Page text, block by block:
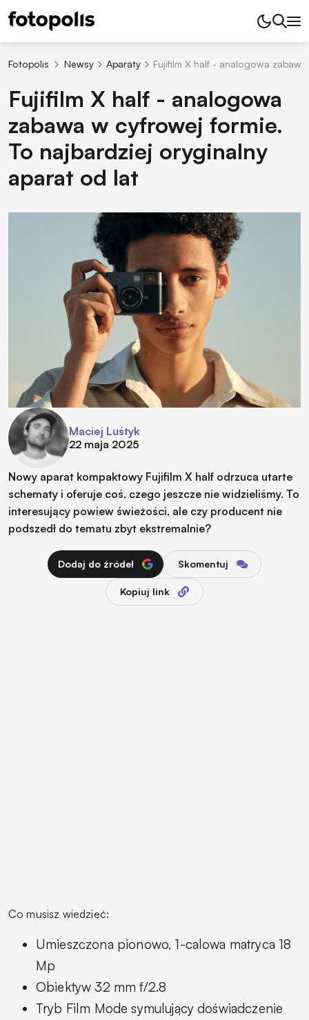
Fotopolis Newsy Aparaty Fujifilm X half - analogowa
Fujifilm X half - analogowa
zabawa w cyfrowej formie.
To najbardziej oryginalny
aparat od lat
Maciej Luśtyk
22 maja 2025
Nowy aparat kompaktowy Fujifilm X half odrzuca utarte
schematy i oferuje coś, czego jeszcze nie widzieliśmy. To
interesujący powiew świeżości, ale czy producent nie
podszedł do tematu zbyt ekstremalnie?
Dodaj do źródeł Skomentuj
Kopiuj link
Co musisz wiedzieć:
Umieszczona pionowo, 1-calowa matryca 18
Mp
Obiektyw 32 mm f/2.8
Tryb Film Mode symulujący doświadczenie